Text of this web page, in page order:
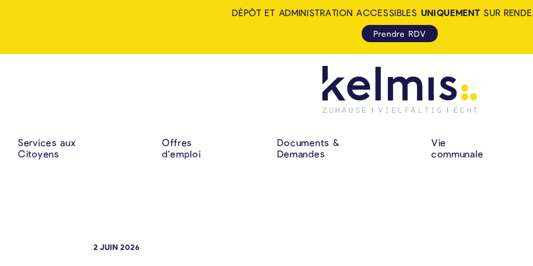
KELMIS - LA
NAVIGATION
Services aux
Citoyens
Offres
d’emploi
Documents &
Demandes
Vie
communale
DÉPÔT ET ADMINISTRATION ACCESSIBLES UNIQUEMENT SUR
Prendre RDV
2 JUIN 2026